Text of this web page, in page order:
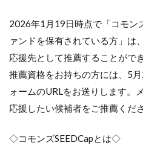
2026年1月19日時点で「コモン
ァンドを保有されている方」は
応援先として推薦することがで
推薦資格をお持ちの方には、5
ォームのURLをお送りします。
応援したい候補者をご推薦くださ
◇コモンズSEEDCapとは◇